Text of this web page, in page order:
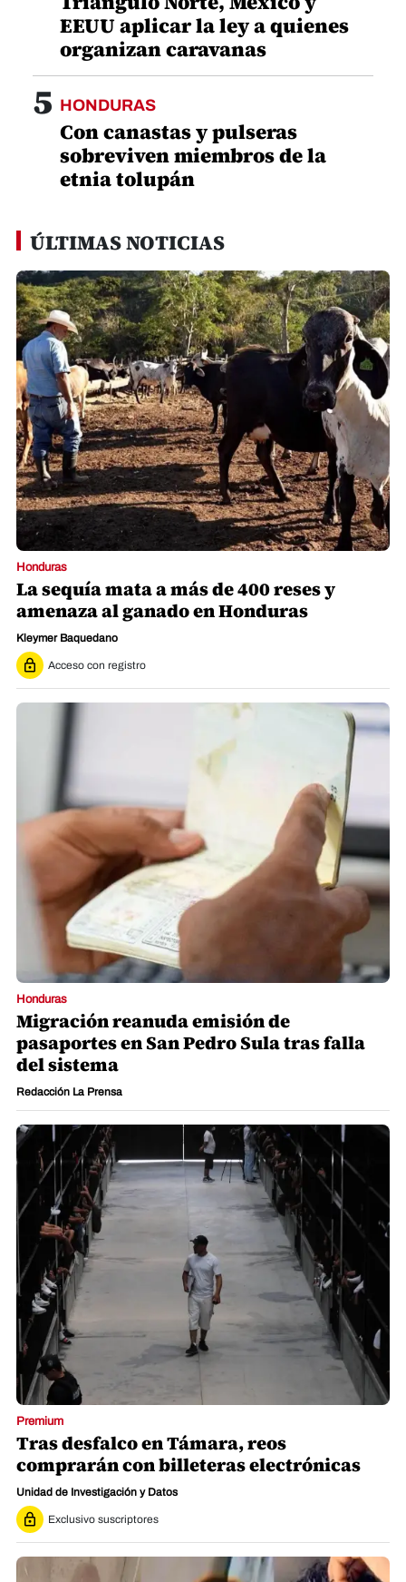
EEUU aplicar la ley a quienes
organizan caravanas
5 HONDURAS
Con canastas y pulseras
sobreviven miembros de la
etnia tolupán
ÚLTIMAS NOTICIAS
Honduras
La sequía mata a más de 400 reses y
amenaza al ganado en Honduras
Kleymer Baquedano
Acceso con registro
Honduras
Migración reanuda emisión de
pasaportes en San Pedro Sula tras falla
del sistema
Redacción La Prensa
Premium
Tras desfalco en Támara, reos
comprarán con billeteras electrónicas
Unidad de Investigación y Datos
Exclusivo suscriptores